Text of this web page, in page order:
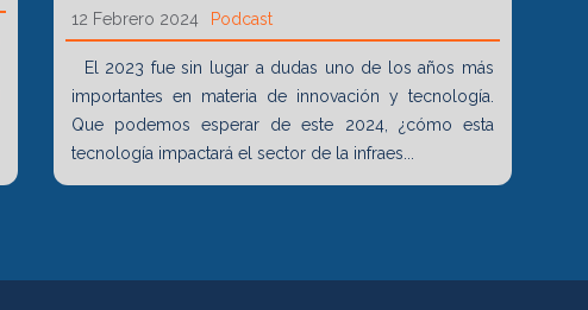
12 Febrero 2024 Podcast
El 2023 fue sin lugar a dudas uno de los años más
importantes en materia de innovación y tecnología.
Que podemos esperar de este 2024, ¿cómo esta
tecnología impactará el sector de la infraes...